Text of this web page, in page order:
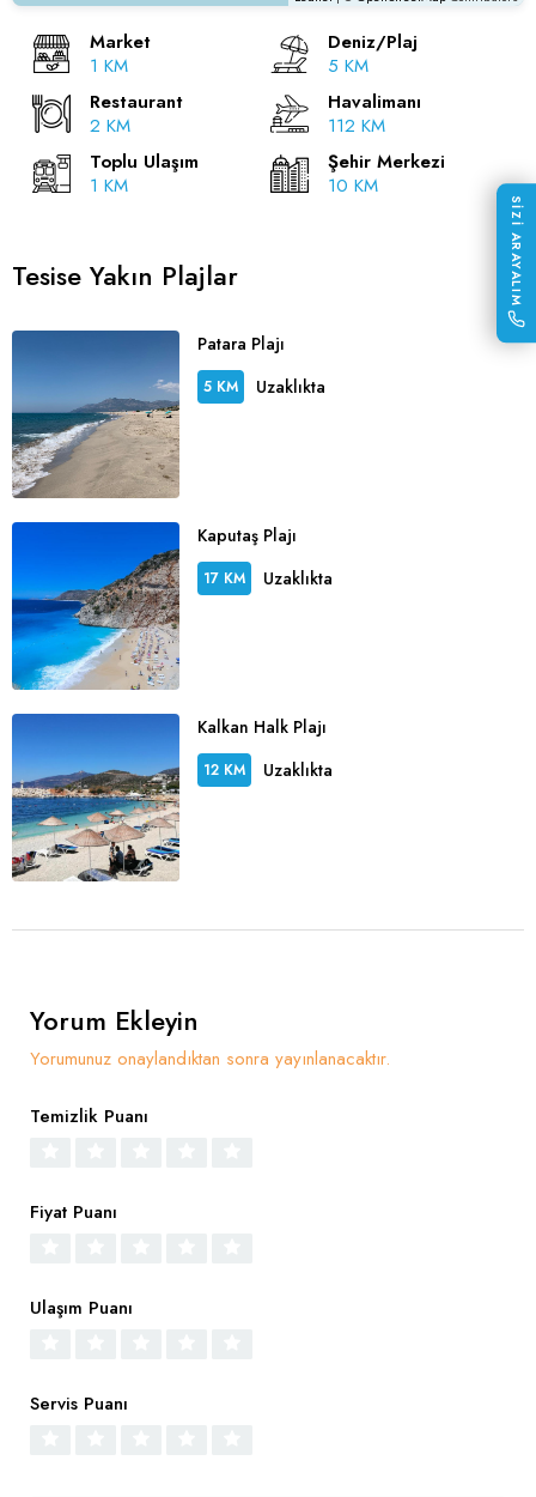
Market
1 KM
Deniz/Plaj
5 KM
Restaurant
2 KM
Havalimanı
112 KM
Toplu Ulaşım
1 KM
Şehir Merkezi
10 KM
Tesise Yakın Plajlar
Patara Plajı
5 KM Uzaklıkta
Kaputaş Plajı
17 KM Uzaklıkta
Kalkan Halk Plajı
12 KM Uzaklıkta
Yorum Ekleyin
Yorumunuz onaylandıktan sonra yayınlanacaktır.
Temizlik Puanı
Fiyat Puanı
Ulaşım Puanı
Servis Puanı
SİZİ ARAYALIM